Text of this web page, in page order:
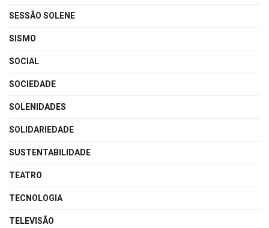
SESSÃO SOLENE
SISMO
SOCIAL
SOCIEDADE
SOLENIDADES
SOLIDARIEDADE
SUSTENTABILIDADE
TEATRO
TECNOLOGIA
TELEVISÃO